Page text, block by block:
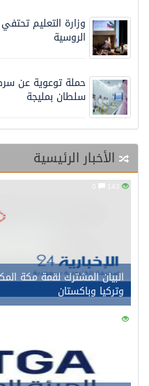
وزارة التعليم
الروسية
حملة توعوية عن
سلطان بمليجة
الأخبار الرئيسية
البيان المشترك لقمة مكة
وتركيا وباكستان
146